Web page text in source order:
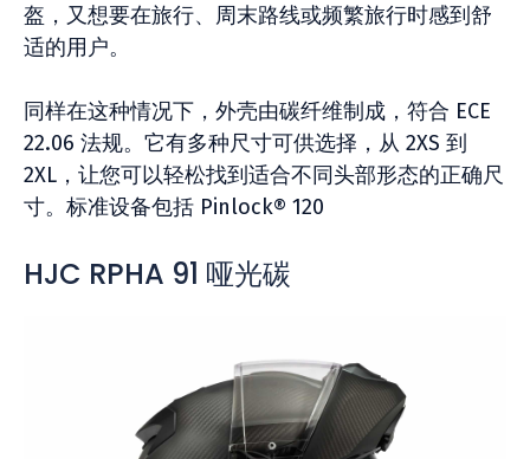
盔，又想要在旅行、周末路线或频繁旅行时感到舒
适的用户。
同样在这种情况下，外壳由碳纤维制成，符合 ECE
22.06 法规。它有多种尺寸可供选择，从 2XS 到
2XL，让您可以轻松找到适合不同头部形态的正确尺
寸。标准设备包括 Pinlock® 120
HJC RPHA 91 哑光碳